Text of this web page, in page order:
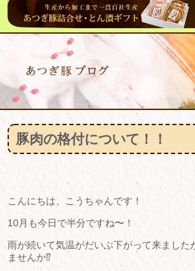
豚肉の格付について！！
こんにちは、こうちゃんです！
10月も今日で半分ですね〜！
雨が続いて気温がだいぶ下がって来ました
ませんか⁉︎